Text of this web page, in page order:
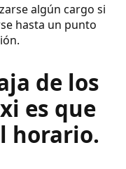
algún cargo si
hasta un punto
de los
es que
horario.